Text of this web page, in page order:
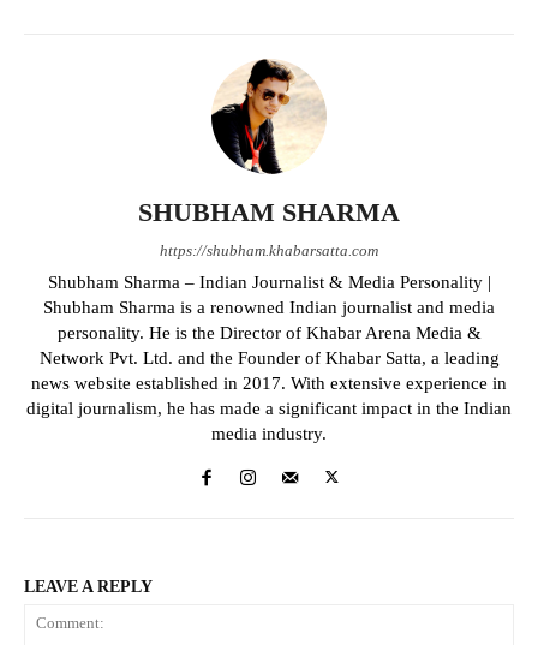
SHUBHAM SHARMA
https://shubham.khabarsatta.com
Shubham Sharma – Indian Journalist & Media Personality |
Shubham Sharma is a renowned Indian journalist and media
personality. He is the Director of Khabar Arena Media &
Network Pvt. Ltd. and the Founder of Khabar Satta, a leading
news website established in 2017. With extensive experience in
digital journalism, he has made a significant impact in the Indian
media industry.
LEAVE A REPLY